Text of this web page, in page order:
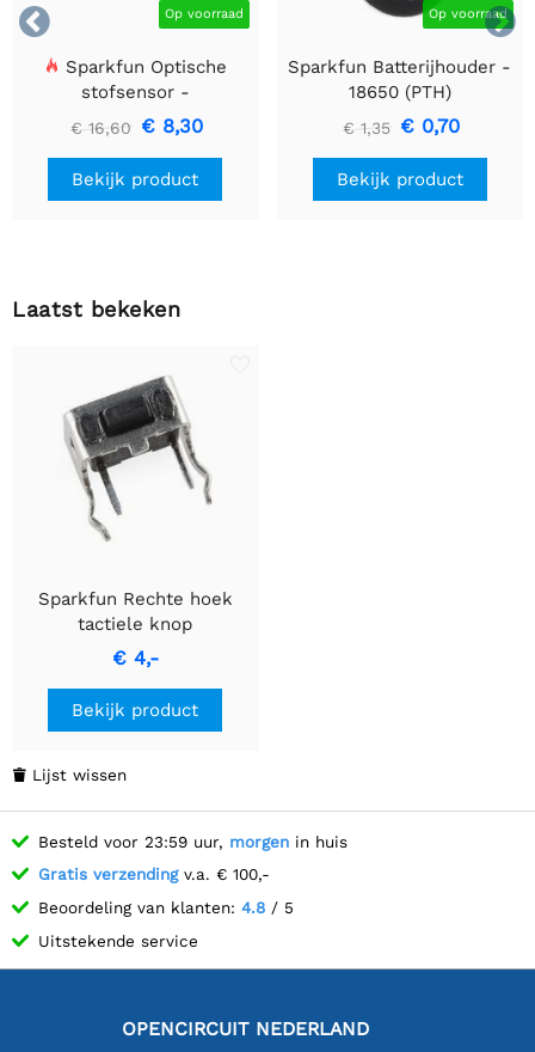

 Op voorraad
Sparkfun Optische
stofsensor -
GP2Y1010AU0F
€ 16,60 € 8,30
Bekijk product
Op voorraad
Sparkfun Batterijhouder -
18650 (PTH)
€ 1,35 € 0,70
Bekijk product
Laatst bekeken
Sparkfun Rechte hoek
tactiele knop
€ 4,-
Bekijk product
 Lijst wissen
Besteld voor 23:59 uur, morgen in huis
Gratis verzendingv.a. € 100,-
Beoordeling van klanten: 4.8 / 5
Uitstekende service
OPENCIRCUIT NEDERLAND